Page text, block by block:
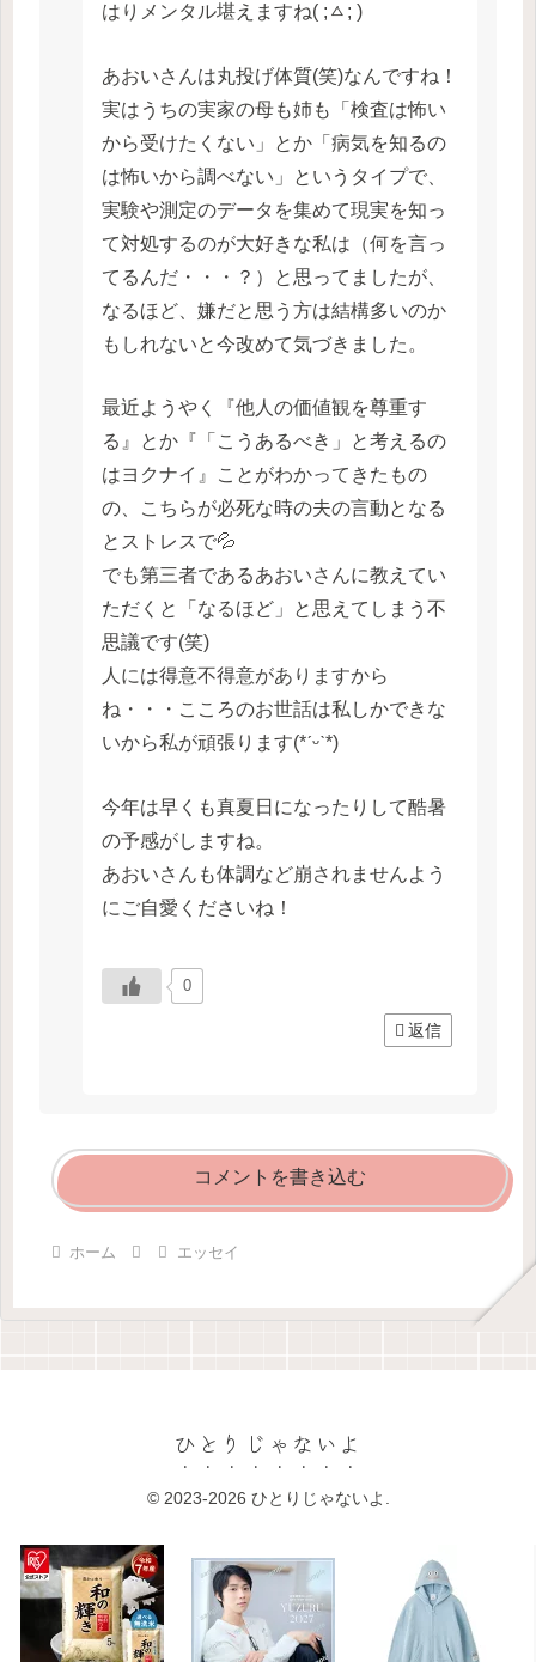
はりメンタル堪えますね( ;ㅿ; )
あおいさんは丸投げ体質(笑)なんですね！
実はうちの実家の母も姉も「検査は怖い
から受けたくない」とか「病気を知るの
は怖いから調べない」というタイプで、
実験や測定のデータを集めて現実を知っ
て対処するのが大好きな私は（何を言っ
てるんだ・・・？）と思ってましたが、
なるほど、嫌だと思う方は結構多いのか
もしれないと今改めて気づきました。
最近ようやく『他人の価値観を尊重す
る』とか『「こうあるべき」と考えるの
はヨクナイ』ことがわかってきたもの
の、こちらが必死な時の夫の言動となる
とストレスで💦
でも第三者であるあおいさんに教えてい
ただくと「なるほど」と思えてしまう不
思議です(笑)
人には得意不得意がありますから
ね・・・こころのお世話は私しかできな
いから私が頑張ります(*ˊᵕˋ*)
今年は早くも真夏日になったりして酷暑
の予感がしますね。
あおいさんも体調など崩されませんよう
にご自愛くださいね！
0
返信
コメントを書き込む
ホーム エッセイ
ひとりじゃないよ
© 2023-2026 ひとりじゃないよ.